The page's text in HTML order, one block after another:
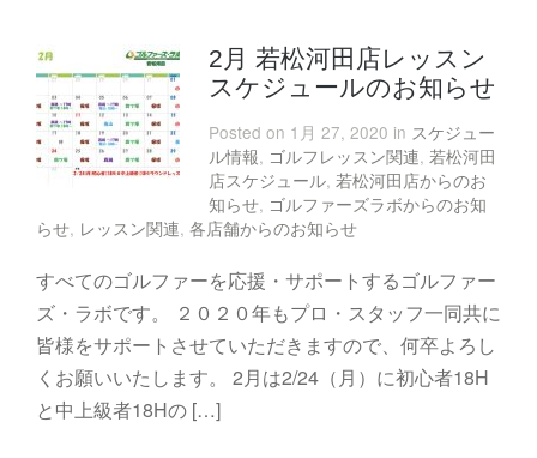
2月 若松河田店レッスン
スケジュールのお知らせ
Posted on 1月 27, 2020 in スケジュー
ル情報, ゴルフレッスン関連, 若松河田
店スケジュール, 若松河田店からのお
知らせ, ゴルファーズラボからのお知
らせ, レッスン関連, 各店舗からのお知らせ
すべてのゴルファーを応援・サポートするゴルファー
ズ・ラボです。 ２０２０年もプロ・スタッフ一同共に
皆様をサポートさせていただきますので、何卒よろし
くお願いいたします。 2月は2/24（月）に初心者18H
と中上級者18Hの […]